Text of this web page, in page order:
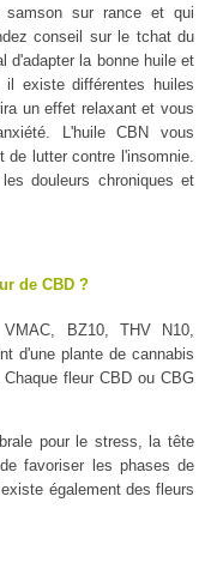
sur rance et qui
conseil sur le tchat du
d'adapter la bonne huile et
existe différentes huiles
un effet relaxant et vous
L'huile CBN vous
de lutter contre l'insomnie.
douleurs chroniques et
de CBD ?
BZ10, THV N10,
d'une plante de cannabis
fleur CBD ou CBG
pour le stress, la tête
favoriser les phases de
également des fleurs